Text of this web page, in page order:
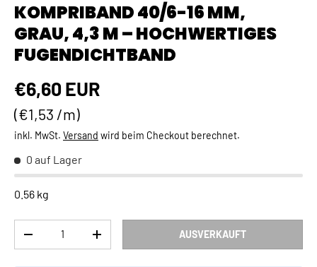
KOMPRIBAND 40/6-16 MM,
GRAU, 4,3 M – HOCHWERTIGES
FUGENDICHTBAND
Normaler Preis
€6,60 EUR
Grundpreis
€1,53 /m
inkl. MwSt. Versand wird beim Checkout berechnet.
0 auf Lager
0.56 kg
MENGE VERRINGERNMENGE ERHÖHEN AUSVERKAUFT